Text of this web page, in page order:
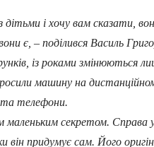
і хочу вам сказати,
є, – поділився Василь
із роками змінюються
машину на
та телефони.
маленьким секретом. Справа
він придумує сам. Його